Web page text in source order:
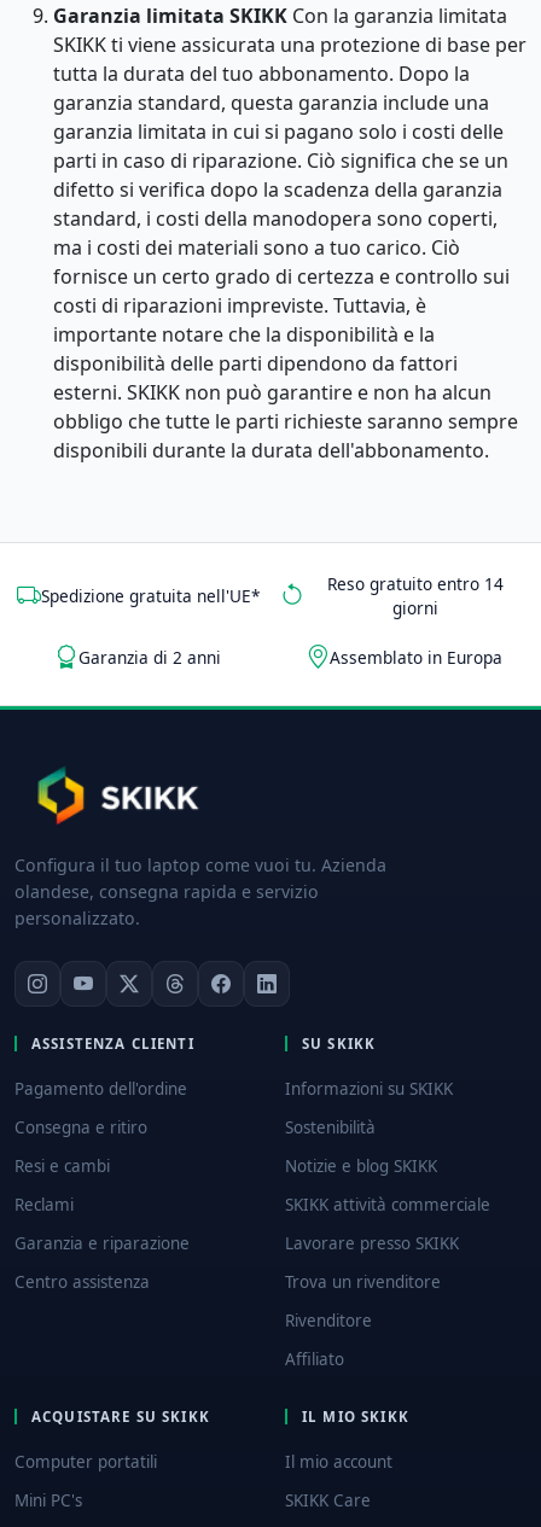
Garanzia limitata SKIKK Con la garanzia limitata
SKIKK ti viene assicurata una protezione di base per
tutta la durata del tuo abbonamento. Dopo la
garanzia standard, questa garanzia include una
garanzia limitata in cui si pagano solo i costi delle
parti in caso di riparazione. Ciò significa che se un
difetto si verifica dopo la scadenza della garanzia
standard, i costi della manodopera sono coperti,
ma i costi dei materiali sono a tuo carico. Ciò
fornisce un certo grado di certezza e controllo sui
costi di riparazioni impreviste. Tuttavia, è
importante notare che la disponibilità e la
disponibilità delle parti dipendono da fattori
esterni. SKIKK non può garantire e non ha alcun
obbligo che tutte le parti richieste saranno sempre
disponibili durante la durata dell'abbonamento.
Spedizione gratuita nell'UE*
Reso gratuito entro 14
giorni
Garanzia di 2 anni Assemblato in Europa
Configura il tuo laptop come vuoi tu. Azienda
olandese, consegna rapida e servizio
personalizzato.
ASSISTENZA CLIENTI
Pagamento dell'ordine
Consegna e ritiro
Resi e cambi
Reclami
Garanzia e riparazione
Centro assistenza
SU SKIKK
Informazioni su SKIKK
Sostenibilità
Notizie e blog SKIKK
SKIKK attività commerciale
Lavorare presso SKIKK
Trova un rivenditore
Rivenditore
Affiliato
ACQUISTARE SU SKIKK
Computer portatili
Mini PC's
IL MIO SKIKK
Il mio account
SKIKK Care